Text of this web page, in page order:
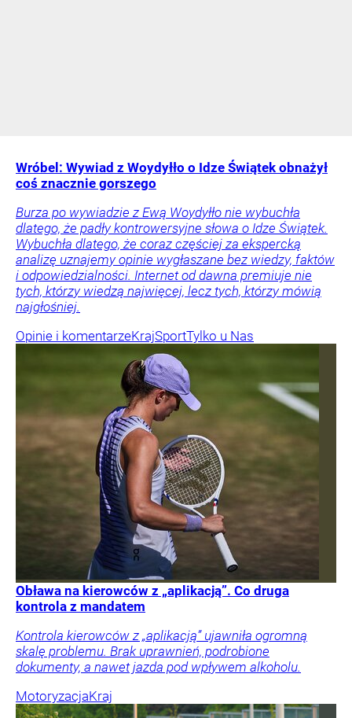
Wróbel: Wywiad z Woydyłło o Idze Świątek obnażył
coś znacznie gorszego
Burza po wywiadzie z Ewą Woydyłło nie wybuchła
dlatego, że padły kontrowersyjne słowa o Idze Świątek.
Wybuchła dlatego, że coraz częściej za ekspercką
analizę uznajemy opinie wygłaszane bez wiedzy, faktów
i odpowiedzialności. Internet od dawna premiuje nie
tych, którzy wiedzą najwięcej, lecz tych, którzy mówią
najgłośniej.
Opinie i komentarzeKrajSportTylko u Nas
Obława na kierowców z „aplikacją”. Co druga
kontrola z mandatem
Kontrola kierowców z „aplikacją” ujawniła ogromną
skalę problemu. Brak uprawnień, podrobione
dokumenty, a nawet jazda pod wpływem alkoholu.
MotoryzacjaKraj